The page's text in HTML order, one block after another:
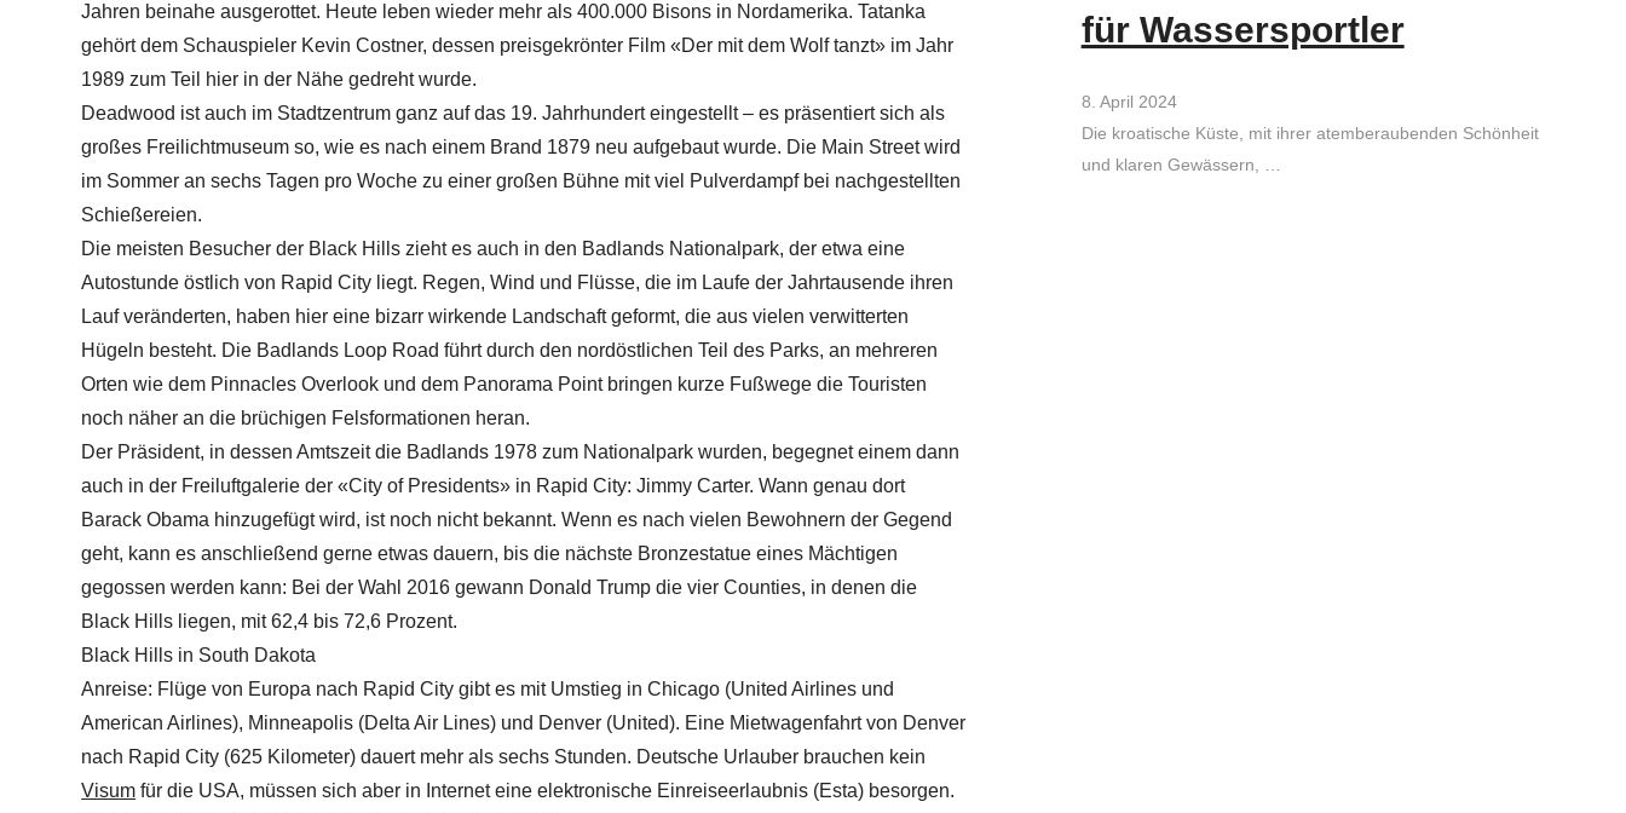
Jahren beinahe ausgerottet. Heute leben wieder mehr als 400.000 Bisons in Nordamerika. Tatanka
gehört dem Schauspieler Kevin Costner, dessen preisgekrönter Film «Der mit dem Wolf tanzt» im Jahr
1989 zum Teil hier in der Nähe gedreht wurde.
Deadwood ist auch im Stadtzentrum ganz auf das 19. Jahrhundert eingestellt – es präsentiert sich als
großes Freilichtmuseum so, wie es nach einem Brand 1879 neu aufgebaut wurde. Die Main Street wird
im Sommer an sechs Tagen pro Woche zu einer großen Bühne mit viel Pulverdampf bei nachgestellten
Schießereien.
Die meisten Besucher der Black Hills zieht es auch in den Badlands Nationalpark, der etwa eine
Autostunde östlich von Rapid City liegt. Regen, Wind und Flüsse, die im Laufe der Jahrtausende ihren
Lauf veränderten, haben hier eine bizarr wirkende Landschaft geformt, die aus vielen verwitterten
Hügeln besteht. Die Badlands Loop Road führt durch den nordöstlichen Teil des Parks, an mehreren
Orten wie dem Pinnacles Overlook und dem Panorama Point bringen kurze Fußwege die Touristen
noch näher an die brüchigen Felsformationen heran.
Der Präsident, in dessen Amtszeit die Badlands 1978 zum Nationalpark wurden, begegnet einem dann
auch in der Freiluftgalerie der «City of Presidents» in Rapid City: Jimmy Carter. Wann genau dort
Barack Obama hinzugefügt wird, ist noch nicht bekannt. Wenn es nach vielen Bewohnern der Gegend
geht, kann es anschließend gerne etwas dauern, bis die nächste Bronzestatue eines Mächtigen
gegossen werden kann: Bei der Wahl 2016 gewann Donald Trump die vier Counties, in denen die
Black Hills liegen, mit 62,4 bis 72,6 Prozent.
Black Hills in South Dakota
Anreise: Flüge von Europa nach Rapid City gibt es mit Umstieg in Chicago (United Airlines und
American Airlines), Minneapolis (Delta Air Lines) und Denver (United). Eine Mietwagenfahrt von Denver
nach Rapid City (625 Kilometer) dauert mehr als sechs Stunden. Deutsche Urlauber brauchen kein
Visum für die USA, müssen sich aber in Internet eine elektronische Einreiseerlaubnis (Esta) besorgen.
für Wassersportler
8. April 2024
Die kroatische Küste, mit ihrer atemberaubenden Schönheit
und klaren Gewässern, …